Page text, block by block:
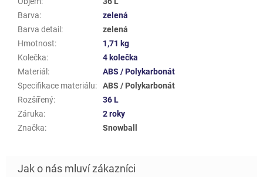
Barva:
zelená
Barva detail :
zelená
Hmotnost:
1,71 kg
Kolečka:
4 kolečka
Materiál :
ABS / Polykarbonát
Specifikace materiálu:
ABS / Polykarbonát
Rozšířený:
36 L
Záruka:
2 roky
Značka: Snowball